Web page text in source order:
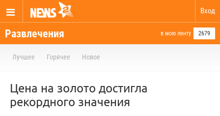
Вход
Развлечения в мою ленту 2679
Лучшее Горячее Новое
Цена на золото достигла
рекордного значения